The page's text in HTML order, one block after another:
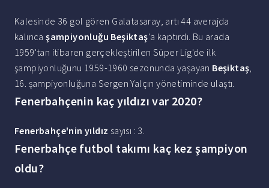
Kalesinde 36 gol gören Galatasaray, artı 44 averajda
kalıncaşampiyonluğu Beşiktaş'a kaptırdı. Bu arada
1959'tan itibaren gerçekleştirilen Süper Lig'de ilk
şampiyonluğunu 1959-1960 sezonunda yaşayan Beşiktaş,
16. şampiyonluğuna Sergen Yalçın yönetiminde ulaştı.
Fenerbahçenin kaç yıldızı var 2020?
Fenerbahçe'nin yıldız sayısı : 3.
Fenerbahçe futbol takımı kaç kez şampiyon
oldu?